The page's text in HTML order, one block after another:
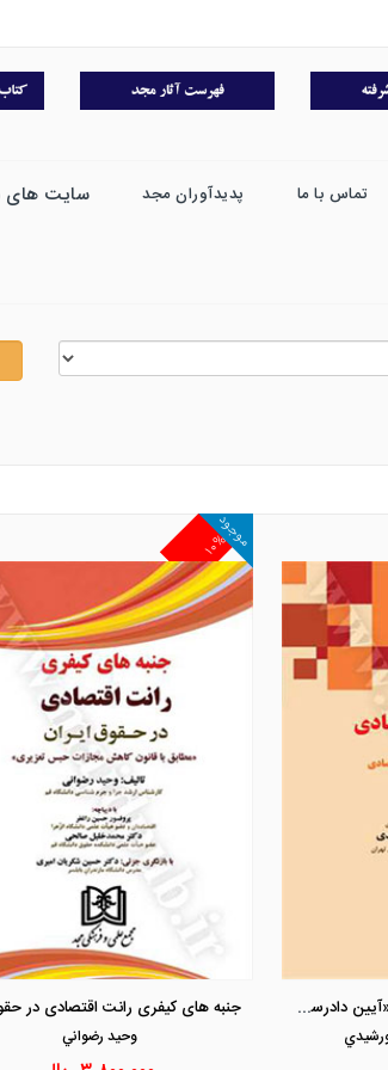
تماس با ما پدیدآوران مجد سایت های
مشاهده و خرید
حقوق کیفری اقتصادی جلد 2 «آیین دادرسی کیفری جرایم اقتصادی »
۱۰%
موجود
وحيد رضواني